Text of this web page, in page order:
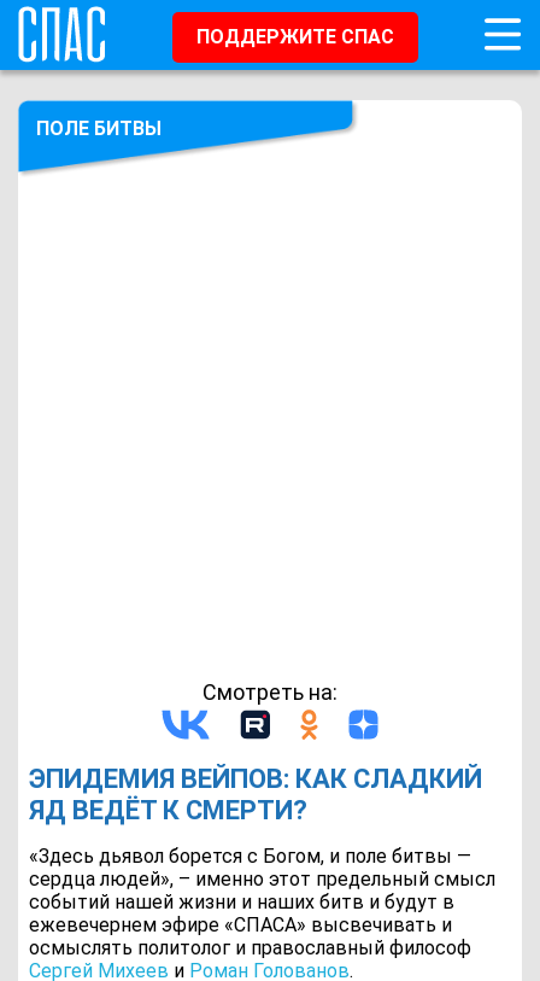
ПОДДЕРЖИТЕ СПАС
ПОЛЕ БИТВЫ
Смотреть на:
ЭПИДЕМИЯ ВЕЙПОВ: КАК СЛАДКИЙ
ЯД ВЕДЁТ К СМЕРТИ?
«Здесь дьявол борется с Богом, и поле битвы —
сердца людей», – именно этот предельный смысл
событий нашей жизни и наших битв и будут в
ежевечернем эфире «СПАСА» высвечивать и
осмыслять политолог и православный философ
Сергей Михеев и Роман Голованов.